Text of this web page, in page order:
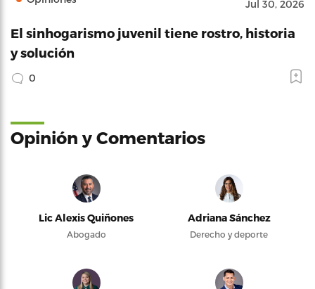
Jul 30, 2026
El sinhogarismo juvenil tiene rostro, historia
y solución
0
Opinión y Comentarios
Lic Alexis Quiñones
Abogado
Adriana Sánchez
Derecho y deporte